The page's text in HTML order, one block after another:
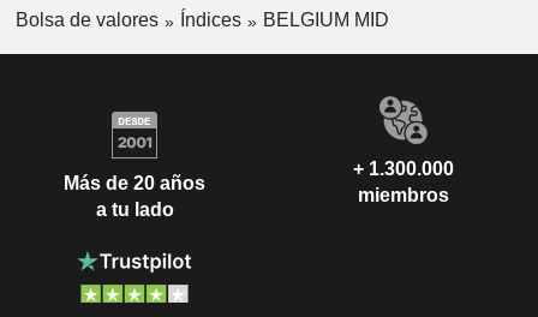
Bolsa de valores Índices BELGIUM MID
Más de 20 años
a tu lado
+ 1.300.000
miembros